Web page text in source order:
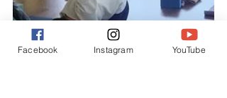
Facebook Instagram YouTube